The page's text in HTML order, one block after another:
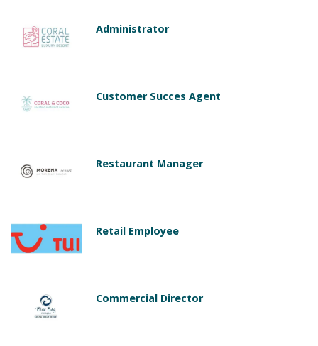
Administrator
Customer Succes Agent
Restaurant Manager
Retail Employee
Commercial Director